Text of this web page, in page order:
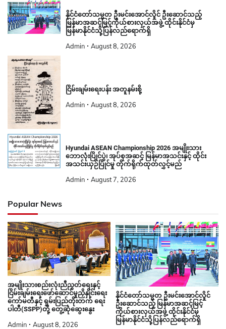
နိုင်ငံတော်သမ္မတ ဦးမင်းအောင်လှိုင် ဦးဆောင်သည့်
မြန်မာအဆင့်မြင့်ကိုယ်စားလှယ်အဖွဲ့ ထိုင်းနိုင်ငံမှ
မြန်မာနိုင်ငံသို့ပြန်လည်ရောက်ရှိ
Admin August 8, 2026
ငြိမ်းချမ်းရေးပန်း အတူနမ်းစို့
Admin August 8, 2026
Hyundai ASEAN Championship 2026 အမျိုးသား
ဘောလုံးပြိုင်ပွဲ၊ အုပ်စုအဆင့် မြန်မာအသင်းနှင့် ထိုင်း
အသင်းယှဉ်ပြိုင်မှု တိုက်ရိုက်ထုတ်လွှင့်မည်
Admin August 7, 2026
Popular News
အမျိုးသားစည်းလုံးညီညွတ်ရေးနှင့်
ငြိမ်းချမ်းရေးဖော်ဆောင်မှုညှိနှိုင်းရေး
ကော်မတီနှင့် ရှမ်းပြည်တိုးတက် ရေး
ပါတီ(SSPP)တို့ တွေ့ဆုံဆွေးနွေး
Admin August 8, 2026
နိုင်ငံတော်သမ္မတ ဦးမင်းအောင်လှိုင်
ဦးဆောင်သည့် မြန်မာအဆင့်မြင့်
ကိုယ်စားလှယ်အဖွဲ့ ထိုင်းနိုင်ငံမှ
မြန်မာနိုင်ငံသို့ပြန်လည်ရောက်ရှိ